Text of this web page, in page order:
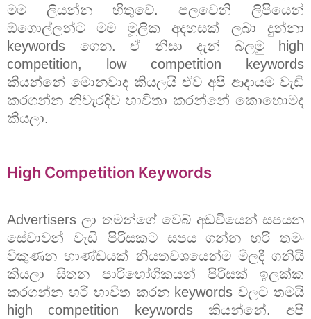
මම ලියන්න හිතුවේ. පලවෙනි ලිපියෙන්
ඕගොල්ලන්ට මම මූලික අදහසක් ලබා දුන්නා
keywords ගෙන. ඒ නිසා දැන් බලමු high
competition, low competition keywords
කියන්නේ මොනවාද කියලයි ඒව අපි ආදායම වැඩි
කරගන්න නිවැරදිව භාවිතා කරන්නේ කොහොමද
කියලා.
High Competition Keywords
Advertisers ලා තමන්ගේ වෙබ් අඩවියෙන් සපයන
සේවාවන් වැඩි පිරිසකට සපය ගන්න හරි තමං
විකුණන භාණ්ඩයක් නියතවශයෙන්ම මිලදී ගනියි
කියලා සිතන පාරිභෝගිකයන් පිරිසක් ඉලක්ක
කරගන්න හරි භාවිත කරන keywords වලට තමයි
high competition keywords කියන්නේ. අපි